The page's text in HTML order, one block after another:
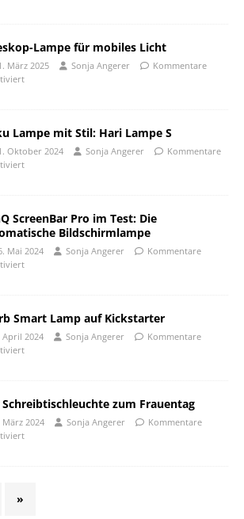
Lampe für mobiles Licht
März 2025 Sonja Angerer
Kommentare
Lampe mit Stil: Hari Lampe S
Oktober 2024 Sonja Angerer
Kommentare
ScreenBar Pro im Test: Die
Bildschirmlampe
Mai 2024 Sonja Angerer
Kommentare
Smart Lamp auf Kickstarter
April 2024 Sonja Angerer
Kommentare
Schreibtischleuchte zum Frauentag
März 2024 Sonja Angerer
Kommentare
»